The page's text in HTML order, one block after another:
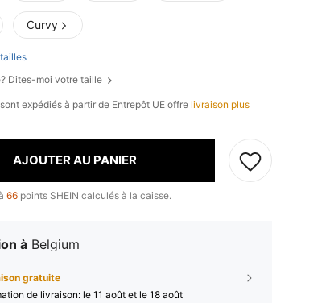
Curvy
Dites-moi votre taille
expédiés à partir de Entrepôt UE offre livraison plus
AJOUTER AU PANIER
66 points SHEIN calculés à la caisse.
à Belgium
gratuite
de livraison: le 11 août et le 18 août